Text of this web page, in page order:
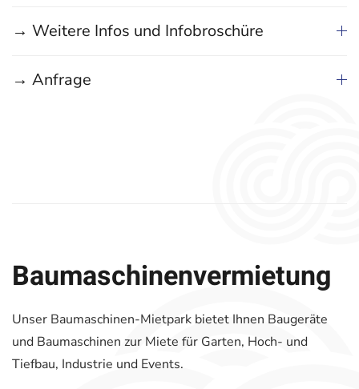
→ Weitere Infos und Infobroschüre
→ Anfrage
Baumaschinen­vermietung
Unser Baumaschinen-Mietpark bietet Ihnen Baugeräte
und Baumaschinen zur Miete für Garten, Hoch- und
Tiefbau, Industrie und Events.